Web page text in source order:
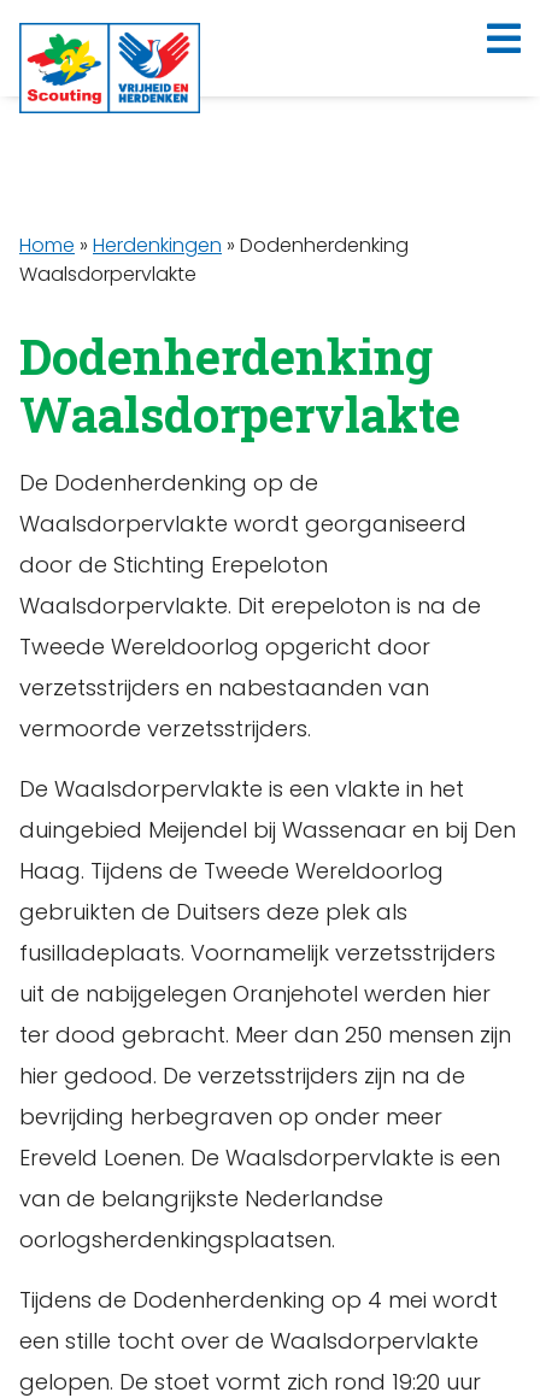
Home » Herdenkingen » Dodenherdenking
Waalsdorpervlakte
Dodenherdenking
Waalsdorpervlakte
De Dodenherdenking op de
Waalsdorpervlakte wordt georganiseerd
door de Stichting Erepeloton
Waalsdorpervlakte. Dit erepeloton is na de
Tweede Wereldoorlog opgericht door
verzetsstrijders en nabestaanden van
vermoorde verzetsstrijders.
De Waalsdorpervlakte is een vlakte in het
duingebied Meijendel bij Wassenaar en bij Den
Haag. Tijdens de Tweede Wereldoorlog
gebruikten de Duitsers deze plek als
fusilladeplaats. Voornamelijk verzetsstrijders
uit de nabijgelegen Oranjehotel werden hier
ter dood gebracht. Meer dan 250 mensen zijn
hier gedood. De verzetsstrijders zijn na de
bevrijding herbegraven op onder meer
Ereveld Loenen. De Waalsdorpervlakte is een
van de belangrijkste Nederlandse
oorlogsherdenkingsplaatsen.
Tijdens de Dodenherdenking op 4 mei wordt
een stille tocht over de Waalsdorpervlakte
gelopen. De stoet vormt zich rond 19:20 uur